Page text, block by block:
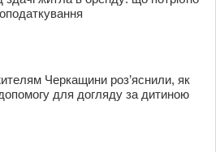
Черкащини роз’яснили, як
для догляду за дитиною